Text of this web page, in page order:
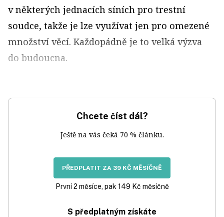
v některých jednacích síních pro trestní
soudce, takže je lze využívat jen pro omezené
množství věcí. Každopádně je to velká výzva
do budoucna.
Chcete číst dál?
Ještě na vás čeká 70 % článku.
PŘEDPLATIT ZA 39 KČ MĚSÍČNĚ
První 2 měsíce, pak 149 Kč měsíčně
S předplatným získáte